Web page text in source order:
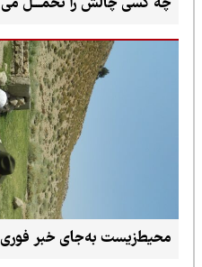
محیط‌زیست به‌جای خبر فوری